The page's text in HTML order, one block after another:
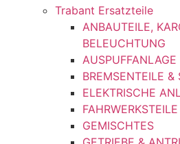
Trabant Ersatzteile
ANBAUTEILE,
BELEUCHTUNG
AUSPUFFANLAGE
BREMSENTEILE &
ELEKTRISCHE
FAHRWERKSTEILE
GEMISCHTES